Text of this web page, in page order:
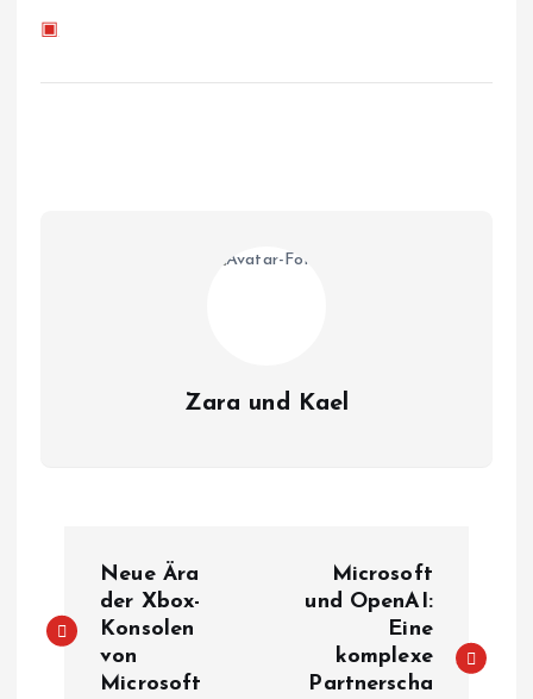
▣
Zara und Kael
e
Neue Ära
der Xbox-
Konsolen
von
Microsoft
Microsoft
und OpenAI:
Eine
komplexe
Partnerscha